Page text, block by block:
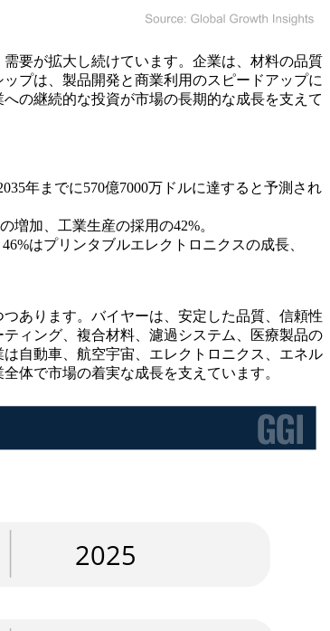
要が拡大し続けています。企業は、材料の品質
プは、製品開発と商業利用のスピードアップに
の継続的な投資が市場の長期的な成長を支えて
年までに570億7000万ドルに達すると予測され
増加、工業生産の採用の42%。
はプリンタブルエレクトロニクスの成長、
あります。バイヤーは、安定した品質、信頼性
ィング、複合材料、濾過システム、医療製品の
自動車、航空宇宙、エレクトロニクス、エネル
体で市場の着実な成長を支えています。